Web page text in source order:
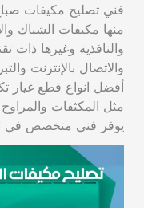
فني تصليح مكيفات
منها مكيفات الشباك
والنافذية وغيرها ذات
والاتصال بالإنترنت
أفضل انواع قطع غيار
مثل المكثفات والمراوح
يوفر فني متخصص في